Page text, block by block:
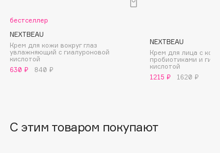
Balmain Hair Couture
ЭКСКЛЮЗИВ
Banderas
Beauty Pati
бестселлер
NEXTBEAU
Крем для кожи вокруг глаз
увлажняющий с гиалуроновой
кислотой
630 ₽
840 ₽
NEXTBEAU
Крем для лица с
пробиотиками и
кислотой
1215 ₽
1620 ₽
С этим товаром покупают